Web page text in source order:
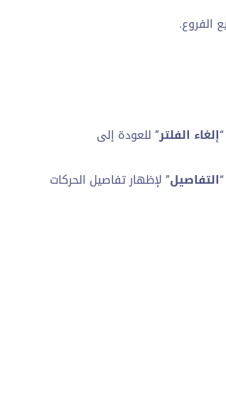
الفروع.
إلغاء الفلتر” للعودة إلى
التفاصيل” لإظهار تفاصيل الحركات